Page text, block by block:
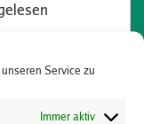
Service zu
Immer aktiv